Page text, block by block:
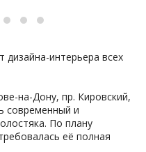
дизайна-интерьера всех
на-Дону, пр. Кировский,
современный и
По плану
её полная